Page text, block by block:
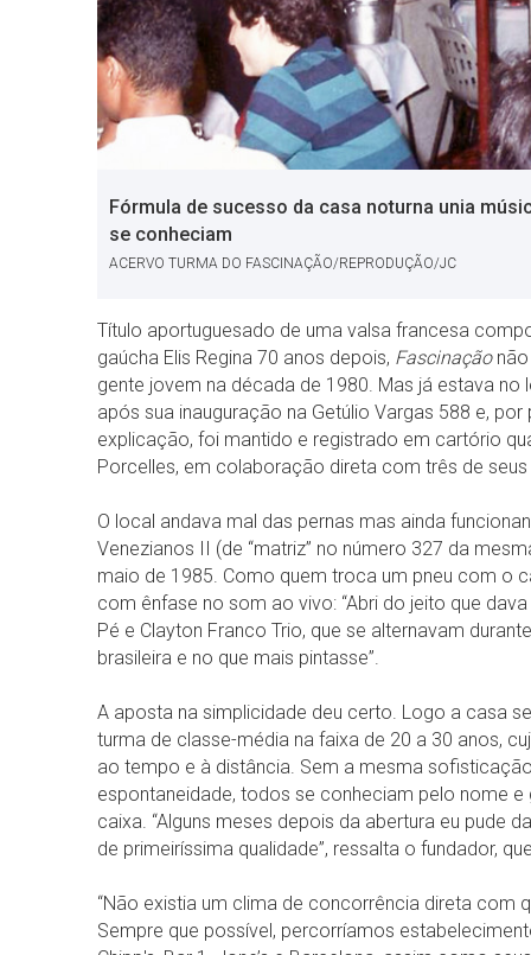
Fórmula de sucesso da casa noturna unia
se conheciam
ACERVO TURMA DO FASCINAÇÃO/REPRODUÇÃO/JC
Título aportuguesado de uma valsa francesa
gaúcha Elis Regina 70 anos depois, Fascinaçãonão
gente jovem na década de 1980. Mas já estava
após sua inauguração na Getúlio Vargas 588 e,
explicação, foi mantido e registrado em cartório
Porcelles, em colaboração direta com três de
O local andava mal das pernas mas ainda
Venezianos II (de “matriz” no número 327 da
maio de 1985. Como quem troca um pneu com o
com ênfase no som ao vivo: “Abri do jeito que
Pé e Clayton Franco Trio, que se alternavam
brasileira e no que mais pintasse”.
A aposta na simplicidade deu certo. Logo a casa
turma de classe-média na faixa de 20 a 30 anos,
ao tempo e à distância. Sem a mesma
espontaneidade, todos se conheciam pelo nome
caixa. “Alguns meses depois da abertura eu pude
de primeiríssima qualidade”, ressalta o fundador,
“Não existia um clima de concorrência direta com
Sempre que possível, percorríamos